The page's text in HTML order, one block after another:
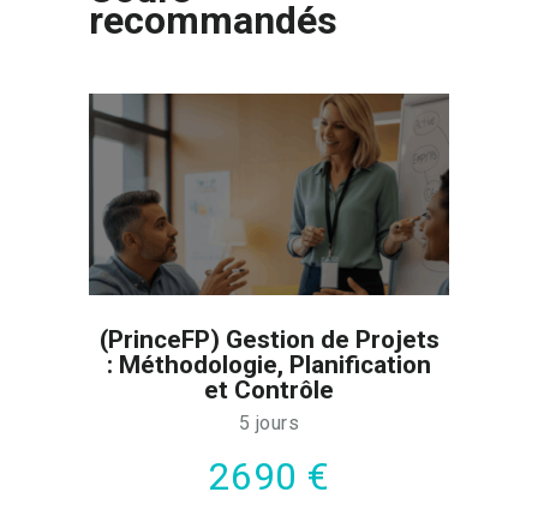
recommandés
(PrinceFP) Gestion de Projets
: Méthodologie, Planification
et Contrôle
5 jours
2690 €